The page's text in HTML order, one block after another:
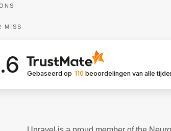
MISS
Gebaseerd op 110 beoordelingen van alle